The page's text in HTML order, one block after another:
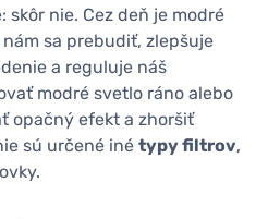
skôr nie. Cez deň je modré
sa prebudiť, zlepšuje
a reguluje náš
modré svetlo ráno alebo
opačný efekt a zhoršiť
sú určené iné typy filtrov,